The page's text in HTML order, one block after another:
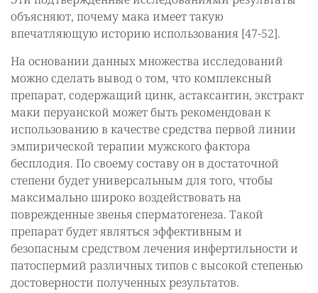
объясняют, почему мака имеет такую
впечатляющую историю использования [47-52].
На основании данных множества исследований
можно сделать вывод о том, что комплексный
препарат, содержащий цинк, астаксантин, экстракт
маки перуанской может быть рекомендован к
использованию в качестве средства первой линии
эмпирической терапии мужского фактора
бесплодия. По своему составу он в достаточной
степени будет универсальным для того, чтобы
максимально широко воздействовать на
поврежденные звенья сперматогенеза. Такой
препарат будет являться эффективным и
безопасным средством лечения инфертильности и
патоспермий различных типов с высокой степенью
достоверности полученных результатов.